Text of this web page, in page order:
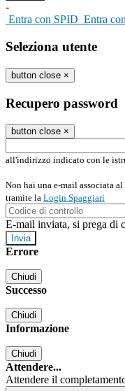
-
Entra con SPID Entra
Seleziona utente
button close ×
Recupero password
button close ×
all'indirizzo indicato con le
Non hai una e-mail associata
tramite la Login Spaggiari
E-mail inviata, si prega di
Errore
Chiudi
Successo
Chiudi
Informazione
Chiudi
Attendere...
Attendere il